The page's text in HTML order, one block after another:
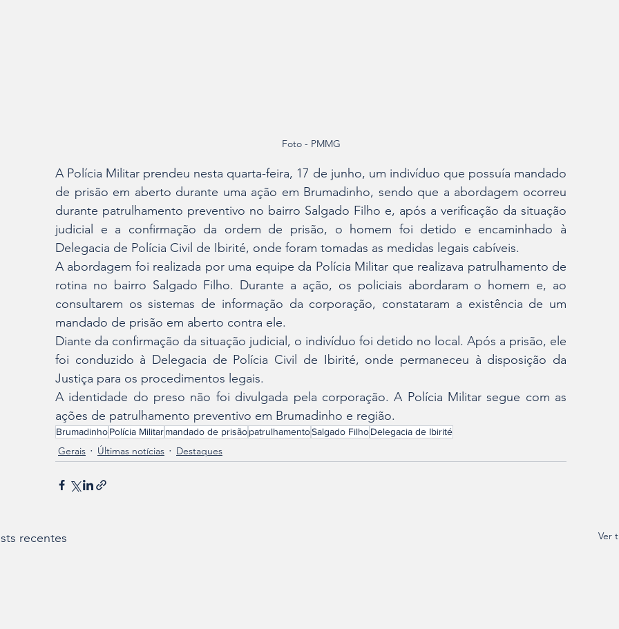
Foto - PMMG
A Polícia Militar prendeu nesta quarta-feira, 17 de junho, um indivíduo que possuía mandado
de prisão em aberto durante uma ação em Brumadinho, sendo que a abordagem ocorreu
durante patrulhamento preventivo no bairro Salgado Filho e, após a verificação da situação
judicial e a confirmação da ordem de prisão, o homem foi detido e encaminhado à
Delegacia de Polícia Civil de Ibirité, onde foram tomadas as medidas legais cabíveis.
A abordagem foi realizada por uma equipe da Polícia Militar que realizava patrulhamento de
rotina no bairro Salgado Filho. Durante a ação, os policiais abordaram o homem e, ao
consultarem os sistemas de informação da corporação, constataram a existência de um
mandado de prisão em aberto contra ele.
Diante da confirmação da situação judicial, o indivíduo foi detido no local. Após a prisão, ele
foi conduzido à Delegacia de Polícia Civil de Ibirité, onde permaneceu à disposição da
Justiça para os procedimentos legais.
A identidade do preso não foi divulgada pela corporação. A Polícia Militar segue com as
ações de patrulhamento preventivo em Brumadinho e região.
BrumadinhoPolícia Militarmandado de prisãopatrulhamentoSalgado FilhoDelegacia de Ibirité
Gerais Últimas notícias Destaques
recentes Ver